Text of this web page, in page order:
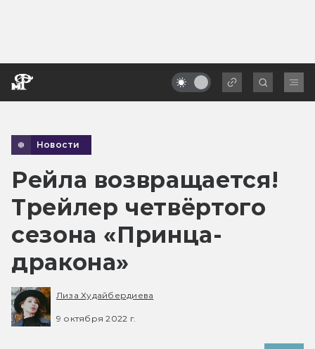
Новости
Рейла возвращается!
Трейлер четвёртого
сезона «Принца-
дракона»
Лиза Худайбердиева
9 октября 2022 г.